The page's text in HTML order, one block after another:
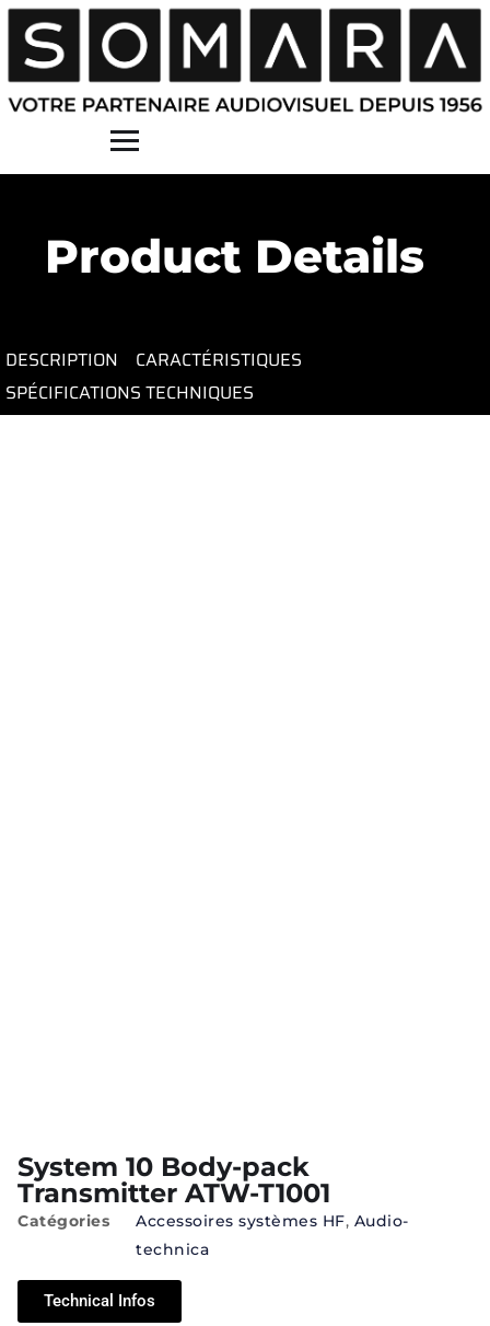
Product Details
DESCRIPTION
CARACTÉRISTIQUES
SPÉCIFICATIONS TECHNIQUES
System 10 Body-pack
Transmitter ATW-T1001
Catégories Accessoires systèmes HF, Audio-
technica
Technical Infos